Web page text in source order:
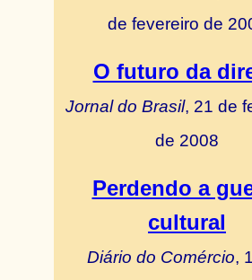
de fevereiro de
O futuro da
Jornal do Brasil, 21 de
de 2008
Perdendo a
cultural
Diário do Comércio,